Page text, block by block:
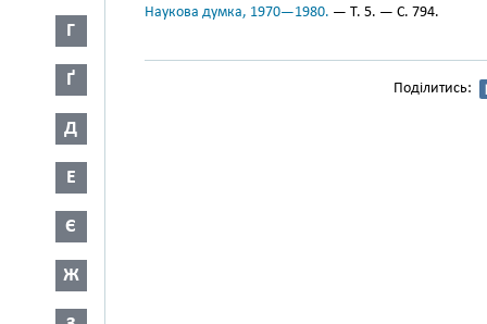
Г
Ґ
Д
Е
Є
Ж
Наукова думка, 1970—1980. — Т. 5. — С. 794.
Поділитись: